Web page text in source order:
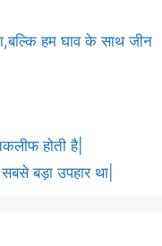
हम घाव के साथ जीन
होती है|
बड़ा उपहार था|